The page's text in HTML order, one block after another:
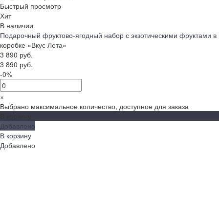
Быстрый просмотр
Хит
В наличии
Подарочный фруктово-ягодный набор с экзотическими фруктами в
коробке «Вкус Лета»
3 890 руб.
3 890 руб.
-0%
×
Выбрано максимальное количество, доступное для заказа
Добавлено
В корзину
Добавлено